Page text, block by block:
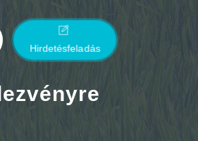
Hirdetésfeladás